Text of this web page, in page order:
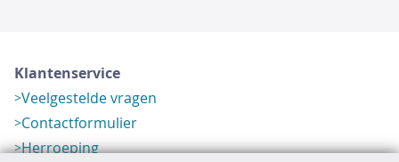
Klantenservice
Veelgestelde vragen
Contactformulier
Herroeping